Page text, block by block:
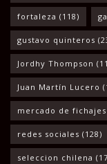
fortaleza (118)
gustavo quinteros
Jordhy Thompson
Juan Martín Lucero
mercado de fichajes
redes sociales (128)
seleccion chilena